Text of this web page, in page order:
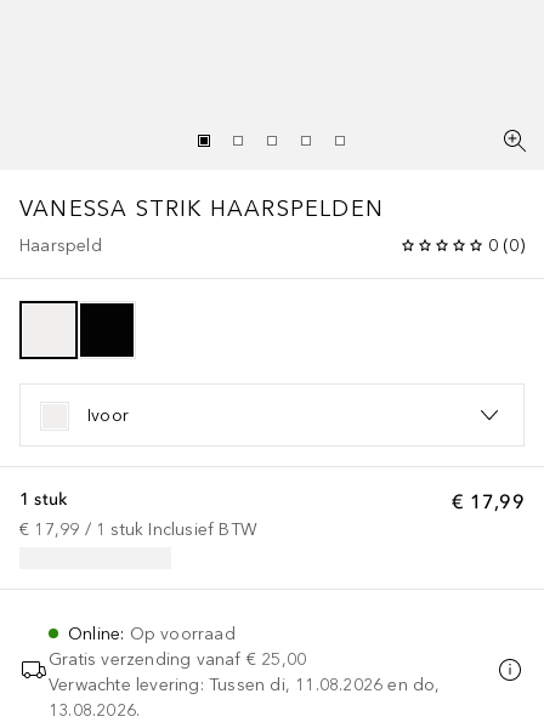
VANESSA STRIK HAARSPELDEN
Haarspeld 0 (0)
Ivoor
€ 17,99
1 stuk
€ 17,99 / 1 stuk Inclusief BTW
Online: Op voorraad
Gratis verzending vanaf € 25,00
Verwachte levering: Tussen di, 11.08.2026 en do,
13.08.2026.